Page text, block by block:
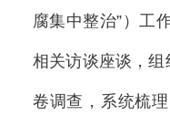
腐集中整治”）工
相关访谈座谈，组
卷调查，系统梳